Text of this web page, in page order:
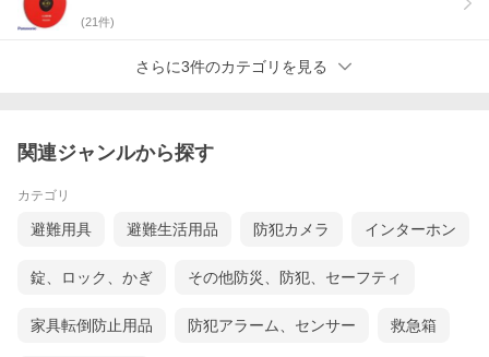
(21件)
さらに3件のカテゴリを見る
関連ジャンルから探す
カテゴリ
避難用具 避難生活用品 防犯カメラ インターホン
錠、ロック、かぎ その他防災、防犯、セーフティ
家具転倒防止用品 防犯アラーム、センサー 救急箱